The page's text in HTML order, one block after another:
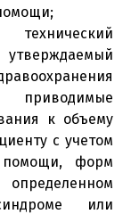
к объему
с учетом
помощи, форм
или